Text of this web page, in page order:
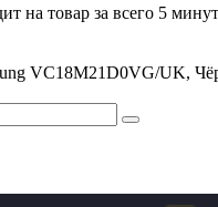
на товар за всего 5
VC18M21D0VG/UK,